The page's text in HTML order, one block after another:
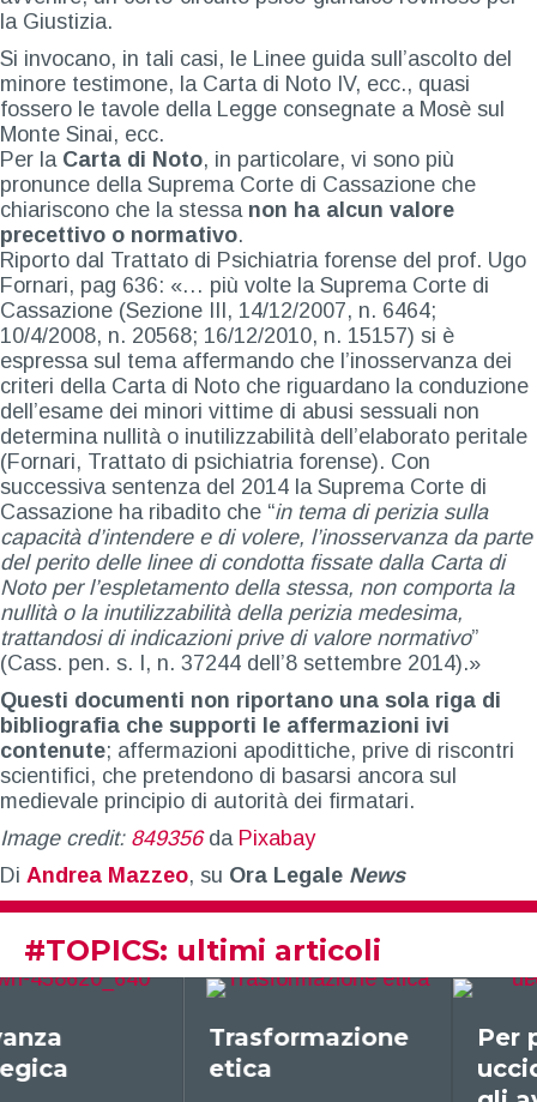
la Giustizia.
Si invocano, in tali casi, le Linee guida sull’ascolto del
minore testimone, la Carta di Noto IV, ecc., quasi
fossero le tavole della Legge consegnate a Mosè sul
Monte Sinai, ecc.
Per la Carta di Noto, in particolare, vi sono più
pronunce della Suprema Corte di Cassazione che
chiariscono che la stessa non ha alcun valore
precettivo o normativo.
Riporto dal Trattato di Psichiatria forense del prof. Ugo
Fornari, pag 636: «… più volte la Suprema Corte di
Cassazione (Sezione III, 14/12/2007, n. 6464;
10/4/2008, n. 20568; 16/12/2010, n. 15157) si è
espressa sul tema affermando che l’inosservanza dei
criteri della Carta di Noto che riguardano la conduzione
dell’esame dei minori vittime di abusi sessuali non
determina nullità o inutilizzabilità dell’elaborato peritale
(Fornari, Trattato di psichiatria forense). Con
successiva sentenza del 2014 la Suprema Corte di
Cassazione ha ribadito che “in tema di perizia sulla
capacità d’intendere e di volere, l’inosservanza da parte
del perito delle linee di condotta fissate dalla Carta di
Noto per l’espletamento della stessa, non comporta la
nullità o la inutilizzabilità della perizia medesima,
trattandosi di indicazioni prive di valore normativo”
(Cass. pen. s. I, n. 37244 dell’8 settembre 2014).»
Questi documenti non riportano una sola riga di
bibliografia che supporti le affermazioni ivi
contenute; affermazioni apodittiche, prive di riscontri
scientifici, che pretendono di basarsi ancora sul
medievale principio di autorità dei firmatari.
Image credit: 849356da Pixabay
Di Andrea Mazzeo, su Ora Legale News
#TOPICS: ultimi articoli
Trasformazione
etica
Per prima cosa,
uccidiamo tutti